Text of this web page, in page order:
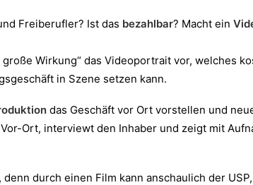
Freiberufler? Ist das bezahlbar? Macht ein
Wirkung“ das Videoportrait vor, welches
in Szene setzen kann.
das Geschäft vor Ort vorstellen und
Ort, interviewt den Inhaber und zeigt mit
durch einen Film kann anschaulich der